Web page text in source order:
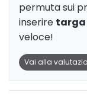
permuta sui
inserire targa
veloce!
Vai alla